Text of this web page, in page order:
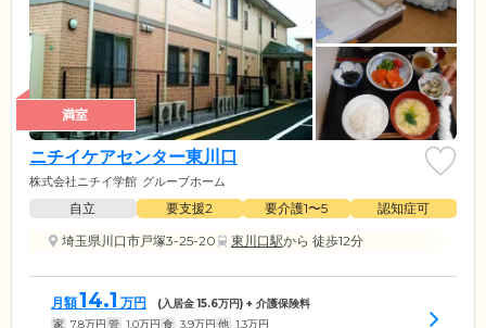
満室
ニチイケアセンター東川口
株式会社ニチイ学館 グループホーム
自立 要支援2 要介護1〜5
認知症可
埼玉県川口市戸塚3-25-20
東川口駅から 徒歩12分
月額14.1 万円 (入居金15.6万円) + 介護保険料
家 7.8万円 管 1.0万円 食 3.9万円 他 1.3万円